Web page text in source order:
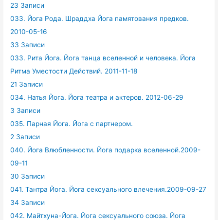
23 Записи
033. Йога Рода. Шраддха Йога памятования предков.
2010-05-16
33 Записи
033. Рита Йога. Йога танца вселенной и человека. Йога
Ритма Уместости Действий. 2011-11-18
21 Записи
034. Натья Йога. Йога театра и актеров. 2012-06-29
3 Записи
035. Парная Йога. Йога с партнером.
2 Записи
040. Йога Влюбленности. Йога подарка вселенной.2009-
09-11
30 Записи
041. Тантра Йога. Йога сексуального влечения.2009-09-27
34 Записи
042. Майтхуна-Йога. Йога сексуального союза. Йога